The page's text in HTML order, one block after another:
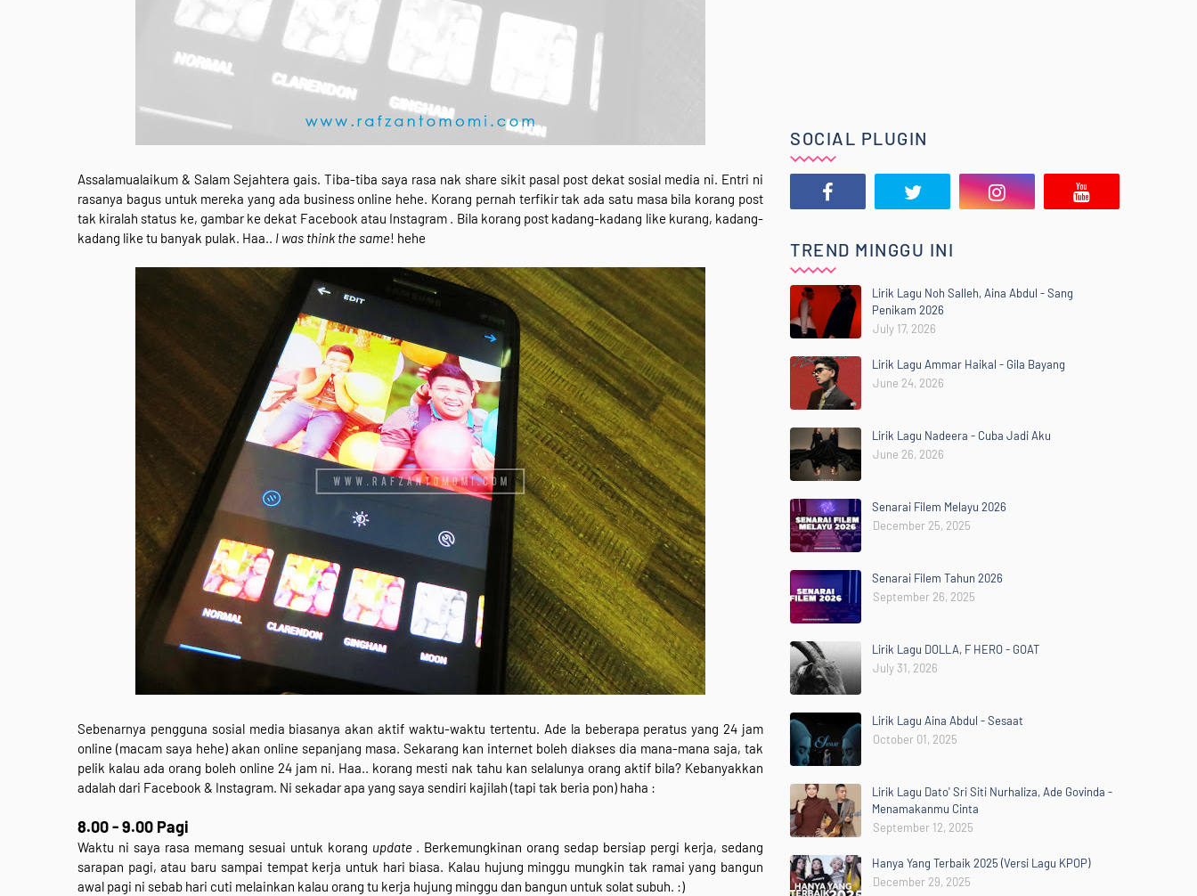
Assalamualaikum & Salam Sejahtera gais. Tiba-tiba saya rasa nak share sikit pasal post dekat sosial media ni. Entri ni
rasanya bagus untuk mereka yang ada business online hehe. Korang pernah terfikir tak ada satu masa bila korang post
tak kiralah status ke, gambar ke dekat Facebook atau Instagram . Bila korang post kadang-kadang like kurang, kadang-
kadang like tu banyak pulak. Haa.. I was think the same! hehe
Sebenarnya pengguna sosial media biasanya akan aktif waktu-waktu tertentu. Ade la beberapa peratus yang 24 jam
online (macam saya hehe) akan online sepanjang masa. Sekarang kan internet boleh diakses dia mana-mana saja, tak
pelik kalau ada orang boleh online 24 jam ni. Haa.. korang mesti nak tahu kan selalunya orang aktif bila? Kebanyakkan
adalah dari Facebook & Instagram. Ni sekadar apa yang saya sendiri kajilah (tapi tak beria pon) haha :
8.00 - 9.00 Pagi
Waktu ni saya rasa memang sesuai untuk korang update. Berkemungkinan orang sedap bersiap pergi kerja, sedang
sarapan pagi, atau baru sampai tempat kerja untuk hari biasa. Kalau hujung minggu mungkin tak ramai yang bangun
awal pagi ni sebab hari cuti melainkan kalau orang tu kerja hujung minggu dan bangun untuk solat subuh. :)
SOCIAL PLUGIN
TREND MINGGU INI
Lirik Lagu Noh Salleh, Aina Abdul - Sang
Penikam 2026
July 17, 2026
Lirik Lagu Ammar Haikal - Gila Bayang
June 24, 2026
Lirik Lagu Nadeera - Cuba Jadi Aku
June 26, 2026
Senarai Filem Melayu 2026
December 25, 2025
Senarai Filem Tahun 2026
September 26, 2025
Lirik Lagu DOLLA, F HERO - GOAT
July 31, 2026
Lirik Lagu Aina Abdul - Sesaat
October 01, 2025
Lirik Lagu Dato' Sri Siti Nurhaliza, Ade Govinda -
Menamakanmu Cinta
September 12, 2025
Hanya Yang Terbaik 2025 (Versi Lagu KPOP)
December 29, 2025